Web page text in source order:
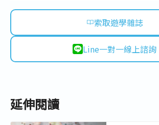
索取遊學雜誌
Line一對一線上諮詢
延伸閱讀